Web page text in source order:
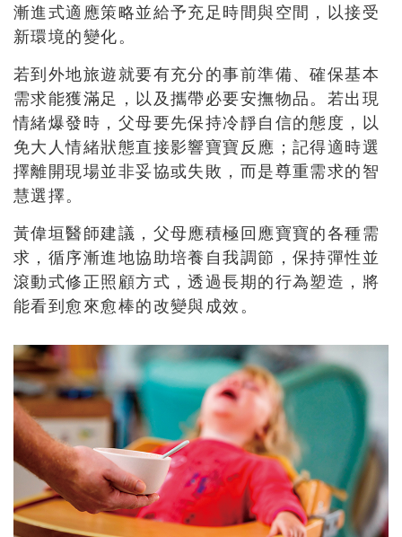
漸進式適應策略並給予充足時間與空間，以接受
新環境的變化。
若到外地旅遊就要有充分的事前準備、確保基本
需求能獲滿足，以及攜帶必要安撫物品。若出現
情緒爆發時，父母要先保持冷靜自信的態度，以
免大人情緒狀態直接影響寶寶反應；記得適時選
擇離開現場並非妥協或失敗，而是尊重需求的智
慧選擇。
黃偉垣醫師建議，父母應積極回應寶寶的各種需
求，循序漸進地協助培養自我調節，保持彈性並
滾動式修正照顧方式，透過長期的行為塑造，將
能看到愈來愈棒的改變與成效。